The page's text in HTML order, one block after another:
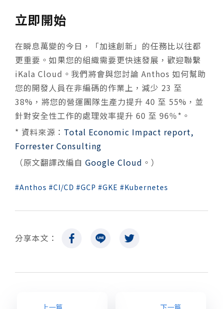
立即開始
在瞬息萬變的今日，「加速創新」的任務比以往都
更重要。如果您的組織需要更快速發展，歡迎聯繫
iKala Cloud。我們將會與您討論 Anthos 如何幫助
您的開發人員在非編碼的作業上，減少 23 至
38%，將您的營運團隊生產力提升 40 至 55%，並
針對安全性工作的處理效率提升 60 至 96％*。
* 資料來源： Total Economic Impact report,
Forrester Consulting
（原文翻譯改編自 Google Cloud 。）
Anthos CI/CD GCP GKE Kubernetes
分享本文：
上一篇 下一篇